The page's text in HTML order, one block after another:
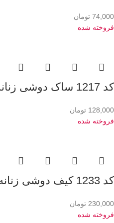
74,000 تومان
فروخته شده
کد 1217 ساک دوشی زنانه ساحلی کتان
128,000 تومان
فروخته شده
کد 1233 کیف دوشی زنانه بغل زیپ
230,000 تومان
فروخته شده